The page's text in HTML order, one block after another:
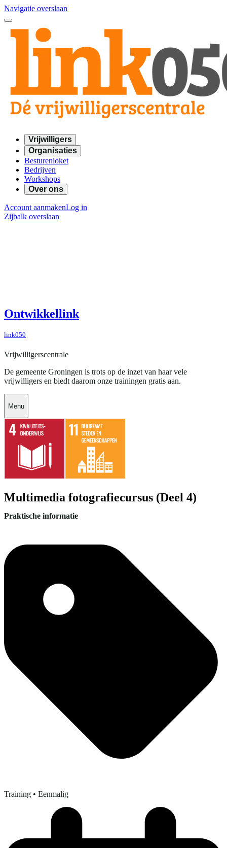
Navigatie overslaan
Vrijwilligers
Organisaties
Besturenloket
Bedrijven
Workshops
Over ons
Account aanmakenLog in
Zijbalk overslaan
Ontwikkellink
link050
Vrijwilligerscentrale
De gemeente Groningen is trots op de inzet van haar vele
vrijwilligers en biedt daarom onze trainingen gratis aan.
Menu
Multimedia fotografiecursus (Deel 4)
Praktische informatie
Training • Eenmalig